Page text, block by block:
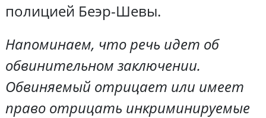
полицией Беэр-Шевы.
Напоминаем, что речь идет об
обвинительном заключении.
Обвиняемый отрицает или имеет
право отрицать инкриминируемые